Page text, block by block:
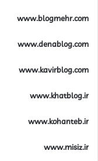
www.blogmehr.com
www.denablog.com
www.kavirblog.com
www.khatblog.ir
www.kohanteb.ir
www.misiz.ir